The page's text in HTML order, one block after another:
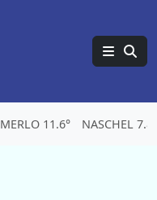
MERLO 11.6° NASCHEL 7.8°